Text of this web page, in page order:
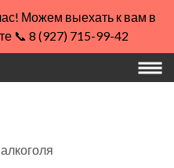
Можем выехать к вам в
📞 8 (927) 715-99-42